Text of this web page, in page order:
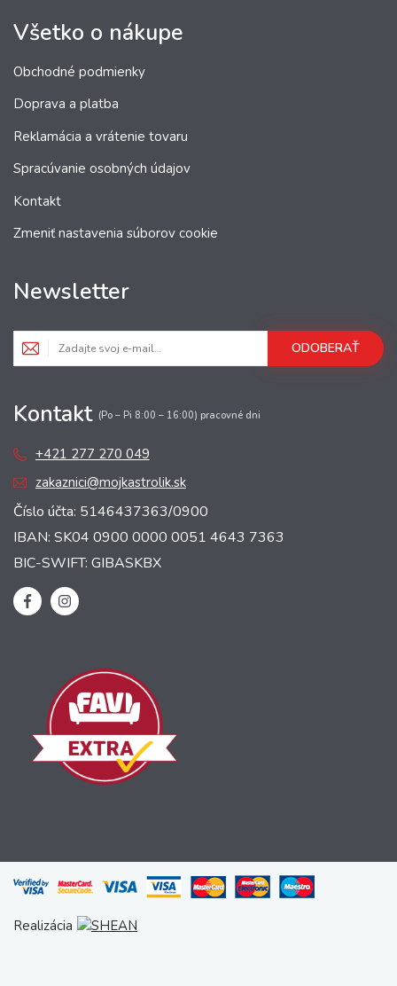
Všetko o nákupe
Obchodné podmienky
Doprava a platba
Reklamácia a vrátenie tovaru
Spracúvanie osobných údajov
Kontakt
Zmeniť nastavenia súborov cookie
Newsletter
ODOBERAŤ
Kontakt (Po – Pi 8:00 – 16:00) pracovné dni
+421 277 270 049
zakaznici@mojkastrolik.sk
Číslo účta: 5146437363/0900
IBAN: SK04 0900 0000 0051 4643 7363
BIC-SWIFT: GIBASKBX
Realizácia